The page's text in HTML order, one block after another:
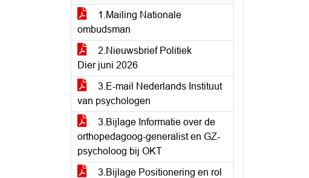
1.Mailing Nationale
ombudsman
2.Nieuwsbrief Politiek
Dier juni 2026
3.E-mail Nederlands Instituut
van psychologen
3.Bijlage Informatie over de
orthopedagoog-generalist en GZ-
psycholoog bij OKT
3.Bijlage Positionering en rol